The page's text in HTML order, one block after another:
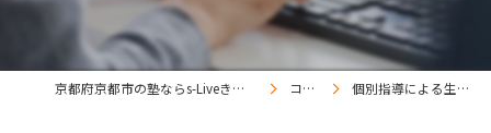
京都府京都市の塾ならs-Liveきょうと梅小路校 コラム 個別指導による生徒の成長